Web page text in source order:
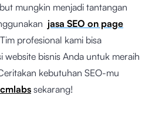
mungkin menjadi tantangan
jasa SEO on page
profesional kami bisa
website bisnis Anda untuk meraih
kebutuhan SEO-mu
sekarang!